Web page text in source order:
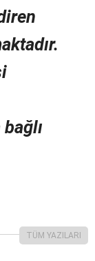
TÜM YAZILARI